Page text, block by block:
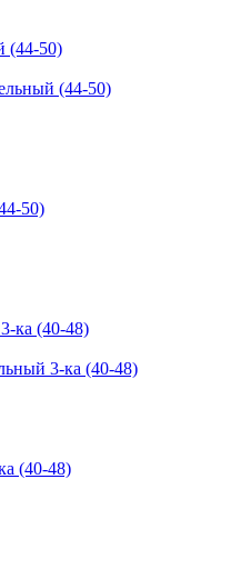
(44-50)
50)
3-ка (40-48)
(40-48)